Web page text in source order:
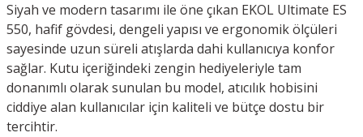
Siyah ve modern tasarımı ile öne çıkan EKOL Ultimate ES
550, hafif gövdesi, dengeli yapısı ve ergonomik ölçüleri
sayesinde uzun süreli atışlarda dahi kullanıcıya konfor
sağlar. Kutu içeriğindeki zengin hediyeleriyle tam
donanımlı olarak sunulan bu model, atıcılık hobisini
ciddiye alan kullanıcılar için kaliteli ve bütçe dostu bir
tercihtir.